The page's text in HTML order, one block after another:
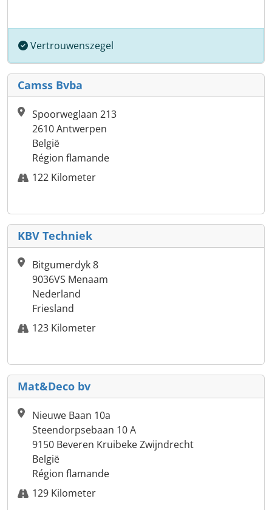
Vertrouwenszegel
Camss Bvba
Spoorweglaan 213
2610 Antwerpen
België
Région flamande
122 Kilometer
KBV Techniek
Bitgumerdyk 8
9036VS Menaam
Nederland
Friesland
123 Kilometer
Mat&Deco bv
Nieuwe Baan 10a
Steendorpsebaan 10 A
9150 Beveren Kruibeke Zwijndrecht
België
Région flamande
129 Kilometer